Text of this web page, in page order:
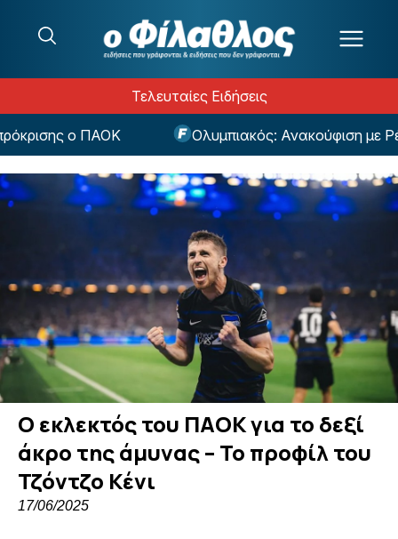
Τελευταίες Ειδήσεις
ο ΠΑΟΚ Ολυμπιακός: Ανακούφιση με
Ο εκλεκτός του ΠΑΟΚ για το δεξί
άκρο της άμυνας – Το προφίλ του
Τζόντζο Κένι
17/06/2025